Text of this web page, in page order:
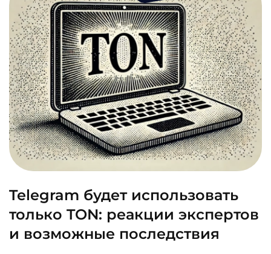
Telegram будет использовать
только TON: реакции экспертов
и возможные последствия